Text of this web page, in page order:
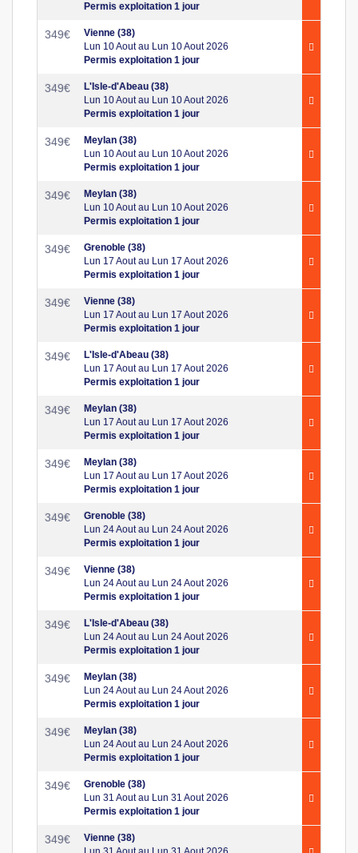
Permis exploitation 1 jour
349€
Vienne (38)
Lun 10 Aout au Lun 10 Aout 2026
Permis exploitation 1 jour
349€
L'Isle-d'Abeau (38)
Lun 10 Aout au Lun 10 Aout 2026
Permis exploitation 1 jour
349€
Meylan (38)
Lun 10 Aout au Lun 10 Aout 2026
Permis exploitation 1 jour
349€
Meylan (38)
Lun 10 Aout au Lun 10 Aout 2026
Permis exploitation 1 jour
349€
Grenoble (38)
Lun 17 Aout au Lun 17 Aout 2026
Permis exploitation 1 jour
349€
Vienne (38)
Lun 17 Aout au Lun 17 Aout 2026
Permis exploitation 1 jour
349€
L'Isle-d'Abeau (38)
Lun 17 Aout au Lun 17 Aout 2026
Permis exploitation 1 jour
349€
Meylan (38)
Lun 17 Aout au Lun 17 Aout 2026
Permis exploitation 1 jour
349€
Meylan (38)
Lun 17 Aout au Lun 17 Aout 2026
Permis exploitation 1 jour
349€
Grenoble (38)
Lun 24 Aout au Lun 24 Aout 2026
Permis exploitation 1 jour
349€
Vienne (38)
Lun 24 Aout au Lun 24 Aout 2026
Permis exploitation 1 jour
349€
L'Isle-d'Abeau (38)
Lun 24 Aout au Lun 24 Aout 2026
Permis exploitation 1 jour
349€
Meylan (38)
Lun 24 Aout au Lun 24 Aout 2026
Permis exploitation 1 jour
349€
Meylan (38)
Lun 24 Aout au Lun 24 Aout 2026
Permis exploitation 1 jour
349€
Grenoble (38)
Lun 31 Aout au Lun 31 Aout 2026
Permis exploitation 1 jour
349€
Vienne (38)